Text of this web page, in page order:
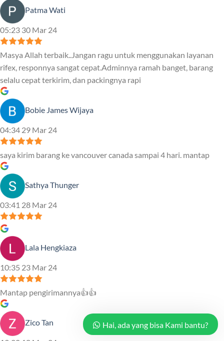
Patma Wati
05:23 30 Mar 24
Masya Allah terbaik..Jangan ragu untuk menggunakan layanan
rifex, responnya sangat cepat.Adminnya ramah banget, barang
selalu cepat terkirim, dan packingnya rapi
Bobie James Wijaya
04:34 29 Mar 24
saya kirim barang ke vancouver canada sampai 4 hari. mantap
Sathya Thunger
03:41 28 Mar 24
Lala Hengkiaza
10:35 23 Mar 24
Mantap pengirimannya👍👍
Zico Tan Hai, ada yang bisa Kami bantu?